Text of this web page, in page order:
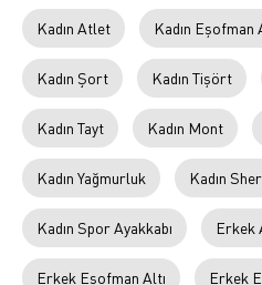
Kadın Atlet Kadın Eşofman
Kadın Şort Kadın Tişört
Kadın Tayt Kadın Mont
Kadın Yağmurluk Kadın
Kadın Spor Ayakkabı Erkek
Erkek Eşofman Altı Erkek